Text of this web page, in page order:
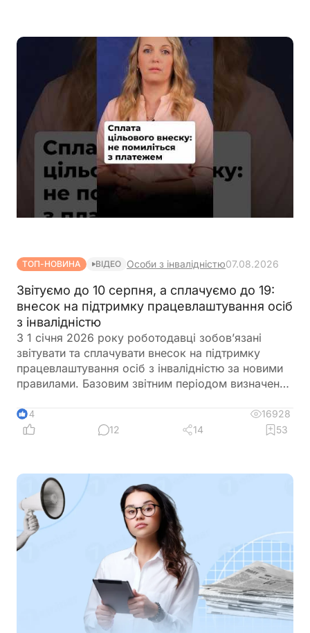
активних бойових дій
ТОП-НОВИНА ВІДЕО Особи з інвалідністю07.08.2026
Звітуємо до 10 серпня, а сплачуємо до 19:
внесок на підтримку працевлаштування осіб
з інвалідністю
З 1 січня 2026 року роботодавці зобов’язані
звітувати та сплачувати внесок на підтримку
працевлаштування осіб з інвалідністю за новими
правилами. Базовим звітним періодом визначено
податкового органу протягом 40 календарних
днів після закінчення кварталу, а сплата внеску
14
16928
12
14 53